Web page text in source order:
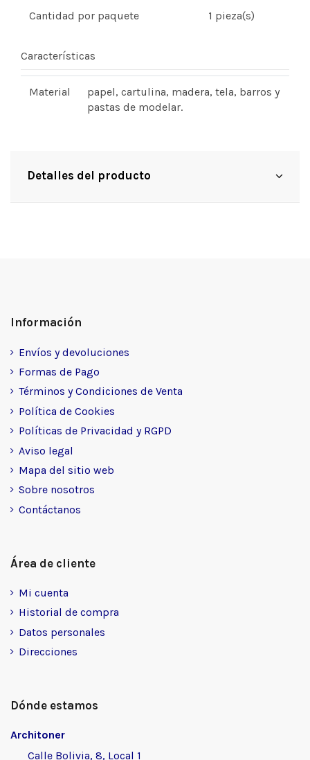
Cantidad por paquete 1 pieza(s)
Características
Material
papel, cartulina, madera, tela, barros y
pastas de modelar.
Detalles del producto
Información
Envíos y devoluciones
Formas de Pago
Términos y Condiciones de Venta
Política de Cookies
Políticas de Privacidad y RGPD
Aviso legal
Mapa del sitio web
Sobre nosotros
Contáctanos
Área de cliente
Mi cuenta
Historial de compra
Datos personales
Direcciones
Dónde estamos
Architoner
Calle Bolivia, 8, Local 1